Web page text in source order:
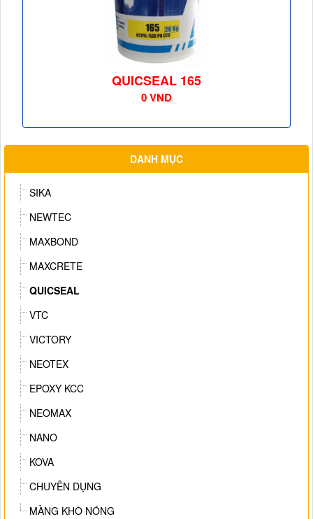
QUICSEAL 165
0 VND
DANH MỤC
SIKA
NEWTEC
MAXBOND
MAXCRETE
QUICSEAL
VTC
VICTORY
NEOTEX
EPOXY KCC
NEOMAX
NANO
KOVA
CHUYÊN DỤNG
MÀNG KHÒ NÓNG